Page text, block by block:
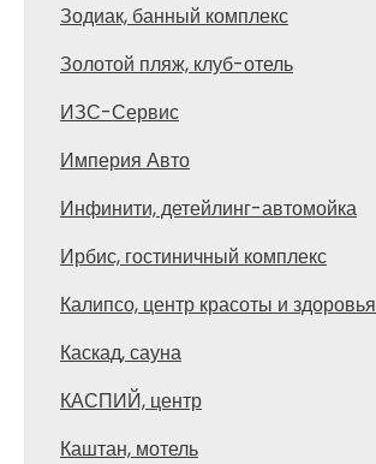
Зодиак, банный комплекс
Золотой пляж, клуб-отель
ИЗС-Сервис
Империя Авто
Инфинити, детейлинг-автомойка
Ирбис, гостиничный комплекс
Калипсо, центр красоты и здоровья
Каскад, сауна
КАСПИЙ, центр
Каштан, мотель